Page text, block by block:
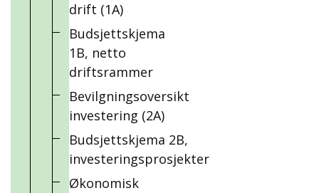
drift (1A)
Budsjettskjema
1B, netto
driftsrammer
Bevilgningsoversikt
investering (2A)
Budsjettskjema 2B,
investeringsprosjekter
Økonomisk